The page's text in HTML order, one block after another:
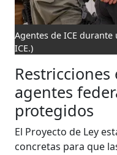
Agentes de ICE
ICE.)
Restricciones
agentes
protegidos
El Proyecto de Ley
concretas para que